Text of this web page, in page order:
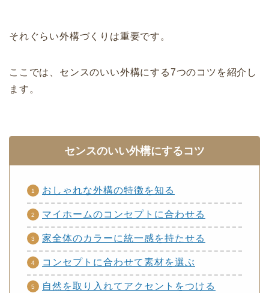
それぐらい外構づくりは重要です。
ここでは、センスのいい外構にする7つのコツを紹介し
ます。
センスのいい外構にするコツ
おしゃれな外構の特徴を知る
マイホームのコンセプトに合わせる
家全体のカラーに統一感を持たせる
コンセプトに合わせて素材を選ぶ
自然を取り入れてアクセントをつける